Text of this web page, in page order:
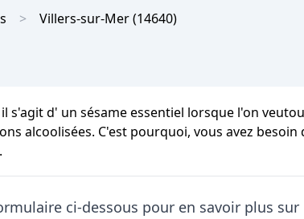
Villers-sur-Mer(14640)
s'agit d' un sésame essentiel lorsque l'on
alcoolisées. C'est pourquoi, vous avez
ci-dessous pour en savoir plus sur